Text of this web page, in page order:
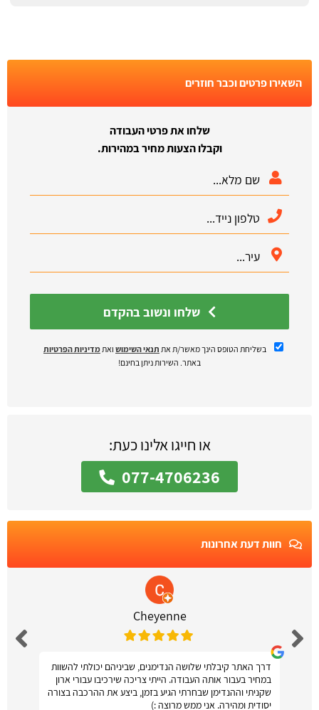
השאירו פרטים וכבר חוזרים
שלחו את פרטי העבודה
וקבלו הצעות מחיר במהירות.
בשליחת הטופס הינך מאשר/ת את תנאי השימוש ואתמדיניות הפרטיות
באתר. השירות ניתן בחינם!
או חייגו אלינו כעת:
077-4706236
חוות דעת אחרונות
Cheyenne
דרך האתר קיבלתי שלושה הנדימנים, שביניהם יכולתי להשוות
במחיר בעבור אותה העבודה. הייתי צריכה שירכיבו עבורי ארון
שקניתי וההנדימן שבחרתי הגיע בזמן, ביצע את ההרכבה בצורה
יסודית ומהירה. אני ממש מרוצה :)